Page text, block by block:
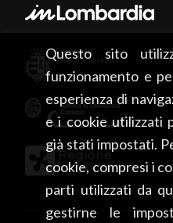
Questo sito
funzionamento e
esperienza di
e i cookie utilizzati
già stati impostati.
cookie, compresi i
parti utilizzati da
gestirne le